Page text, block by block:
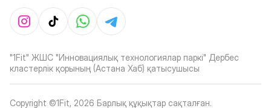
"1Fit" ЖШС "Инновациялық технологиялар паркі" Дербес
кластерлік қорының (Астана Хаб) қатысушысы
Copyright ©1Fit, 2026 Барлық құқықтар сақталған.